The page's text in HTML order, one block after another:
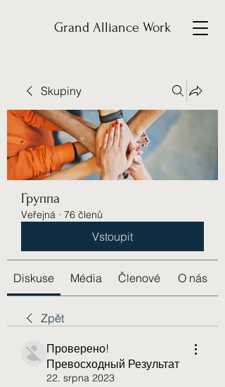
Grand Alliance Work
Skupiny
Группа
Veřejná · 76 členů
Vstoupit
Diskuse Média Členové O nás
Zpět
Проверено!
Превосходный Результат
22. srpna 2023